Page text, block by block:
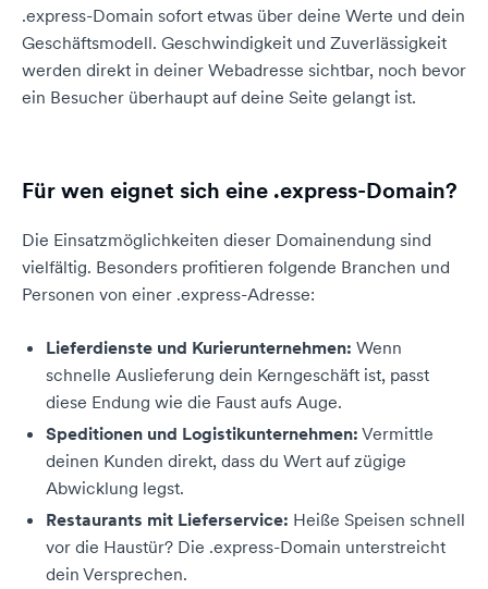
.express-Domain sofort etwas über deine Werte und dein
Geschäftsmodell. Geschwindigkeit und Zuverlässigkeit
werden direkt in deiner Webadresse sichtbar, noch bevor
ein Besucher überhaupt auf deine Seite gelangt ist.
Für wen eignet sich eine .express-Domain?
Die Einsatzmöglichkeiten dieser Domainendung sind
vielfältig. Besonders profitieren folgende Branchen und
Personen von einer .express-Adresse:
Lieferdienste und Kurierunternehmen: Wenn
schnelle Auslieferung dein Kerngeschäft ist, passt
diese Endung wie die Faust aufs Auge.
Speditionen und Logistikunternehmen: Vermittle
deinen Kunden direkt, dass du Wert auf zügige
Abwicklung legst.
Restaurants mit Lieferservice: Heiße Speisen schnell
vor die Haustür? Die .express-Domain unterstreicht
dein Versprechen.